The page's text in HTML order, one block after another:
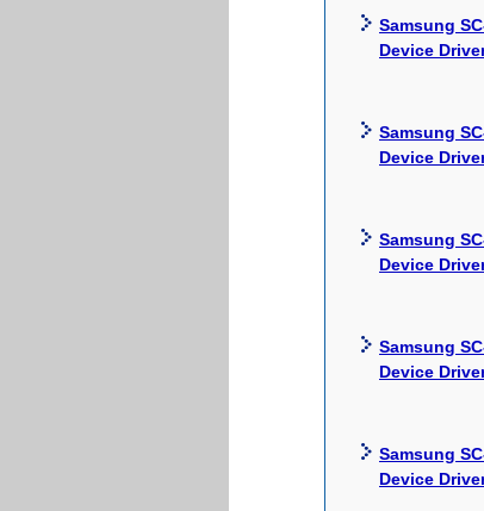
Samsung
Device
Samsung
Device
Samsung
Device
Samsung
Device
Samsung
Device